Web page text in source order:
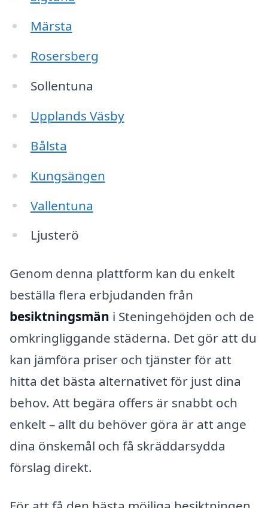
Märsta
Rosersberg
Sollentuna
Upplands Väsby
Bålsta
Kungsängen
Vallentuna
Ljusterö
Genom denna plattform kan du enkelt
beställa flera erbjudanden från
besiktningsmän i Steningehöjden och de
omkringliggande städerna. Det gör att du
kan jämföra priser och tjänster för att
hitta det bästa alternativet för just dina
behov. Att begära offers är snabbt och
enkelt – allt du behöver göra är att ange
dina önskemål och få skräddarsydda
förslag direkt.